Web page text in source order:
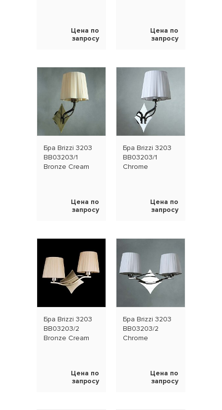
Цена по
запросу
Цена по
запросу
Бра Brizzi 3203
BB03203/1
Bronze Cream
Цена по
запросу
Бра Brizzi 3203
BB03203/1
Chrome
Цена по
запросу
Бра Brizzi 3203
BB03203/2
Bronze Cream
Цена по
запросу
Бра Brizzi 3203
BB03203/2
Chrome
Цена по
запросу